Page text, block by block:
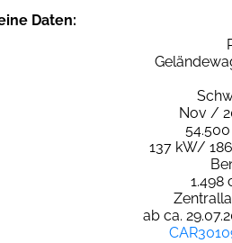
Daten:
Nov /
137 kW/
1.498
ab ca.